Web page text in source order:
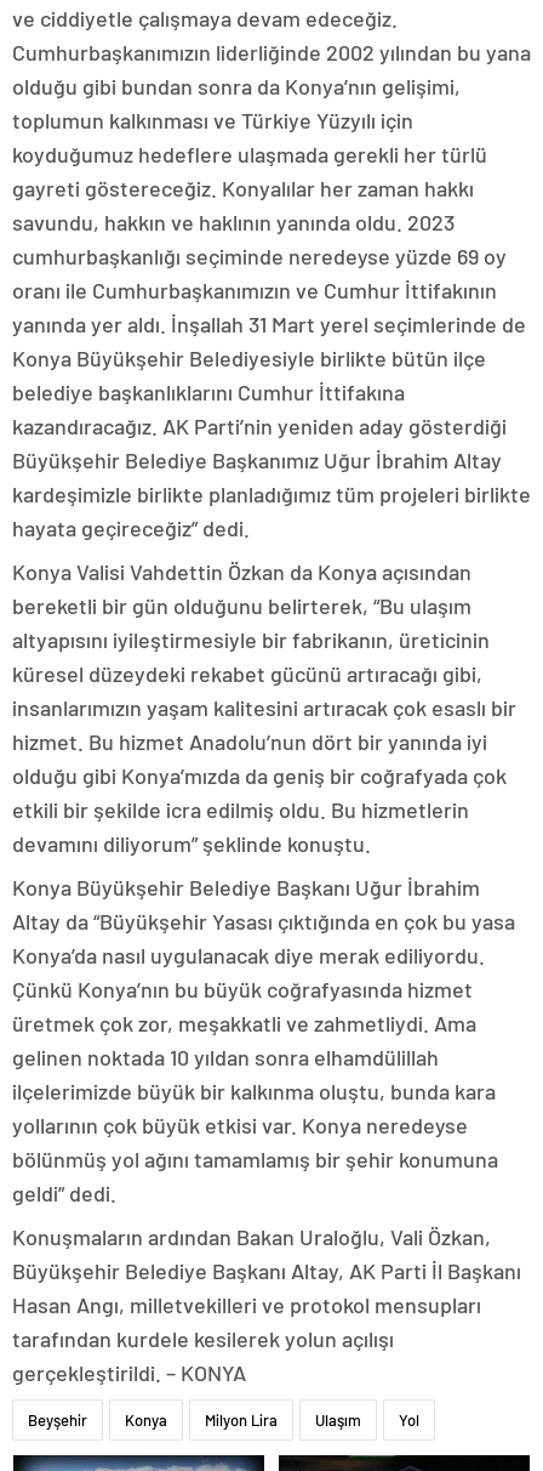
ve ciddiyetle çalışmaya devam edeceğiz.
Cumhurbaşkanımızın liderliğinde 2002 yılından bu yana
olduğu gibi bundan sonra da Konya’nın gelişimi,
toplumun kalkınması ve Türkiye Yüzyılı için
koyduğumuz hedeflere ulaşmada gerekli her türlü
gayreti göstereceğiz. Konyalılar her zaman hakkı
savundu, hakkın ve haklının yanında oldu. 2023
cumhurbaşkanlığı seçiminde neredeyse yüzde 69 oy
oranı ile Cumhurbaşkanımızın ve Cumhur İttifakının
yanında yer aldı. İnşallah 31 Mart yerel seçimlerinde de
Konya Büyükşehir Belediyesiyle birlikte bütün ilçe
belediye başkanlıklarını Cumhur İttifakına
kazandıracağız. AK Parti’nin yeniden aday gösterdiği
Büyükşehir Belediye Başkanımız Uğur İbrahim Altay
kardeşimizle birlikte planladığımız tüm projeleri birlikte
hayata geçireceğiz” dedi.
Konya Valisi Vahdettin Özkan da Konya açısından
bereketli bir gün olduğunu belirterek, “Bu ulaşım
altyapısını iyileştirmesiyle bir fabrikanın, üreticinin
küresel düzeydeki rekabet gücünü artıracağı gibi,
insanlarımızın yaşam kalitesini artıracak çok esaslı bir
hizmet. Bu hizmet Anadolu’nun dört bir yanında iyi
olduğu gibi Konya’mızda da geniş bir coğrafyada çok
etkili bir şekilde icra edilmiş oldu. Bu hizmetlerin
devamını diliyorum” şeklinde konuştu.
Konya Büyükşehir Belediye Başkanı Uğur İbrahim
Altay da “Büyükşehir Yasası çıktığında en çok bu yasa
Konya’da nasıl uygulanacak diye merak ediliyordu.
Çünkü Konya’nın bu büyük coğrafyasında hizmet
üretmek çok zor, meşakkatli ve zahmetliydi. Ama
gelinen noktada 10 yıldan sonra elhamdülillah
ilçelerimizde büyük bir kalkınma oluştu, bunda kara
yollarının çok büyük etkisi var. Konya neredeyse
bölünmüş yol ağını tamamlamış bir şehir konumuna
geldi” dedi.
Konuşmaların ardından Bakan Uraloğlu, Vali Özkan,
Büyükşehir Belediye Başkanı Altay, AK Parti İl Başkanı
Hasan Angı, milletvekilleri ve protokol mensupları
tarafından kurdele kesilerek yolun açılışı
gerçekleştirildi. – KONYA
Beyşehir Konya Milyon Lira Ulaşım Yol